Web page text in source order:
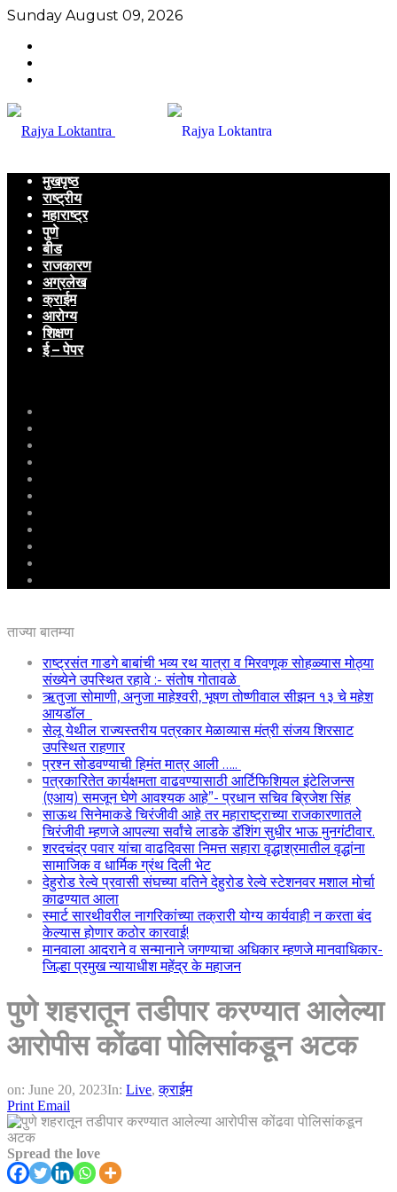
Sunday August 09, 2026
मुखपृष्ठ
राष्ट्रीय
महाराष्ट्र
पुणे
बीड
राजकारण
अग्रलेख
क्राईम
आरोग्य
शिक्षण
ई – पेपर
ताज्या बातम्या
राष्ट्रसंत गाडगे बाबांची भव्य रथ यात्रा व मिरवणूक सोहळ्यास मोठ्या
संख्येने उपस्थित रहावे :- संतोष गोतावळे
ऋतुजा सोमाणी, अनुजा माहेश्वरी, भूषण तोष्णीवाल सीझन १३ चे महेश
आयडॉल
सेलू येथील राज्यस्तरीय पत्रकार मेळाव्यास मंत्री संजय शिरसाट
उपस्थित राहणार
प्रश्न सोडवण्याची हिमंत मात्र आली …..
पत्रकारितेत कार्यक्षमता वाढवण्यासाठी आर्टिफिशियल इंटेलिजन्स
(एआय) समजून घेणे आवश्यक आहे”- प्रधान सचिव ब्रिजेश सिंह
साऊथ सिनेमाकडे चिरंजीवी आहे तर महाराष्ट्राच्या राजकारणातले
चिरंजीवी म्हणजे आपल्या सर्वांचे लाडके डॅशिंग सुधीर भाऊ मुनगंटीवार.
शरदचंद्र पवार यांचा वाढदिवसा निमत्त सहारा वृद्धाश्रमातील वृद्धांना
सामाजिक व धार्मिक ग्रंथ दिली भेट
देहुरोड रेल्वे प्रवासी संघच्या वतिने देहुरोड रेल्वे स्टेशनवर मशाल मोर्चा
काढण्यात आला
स्मार्ट सारथीवरील नागरिकांच्या तक्रारी योग्य कार्यवाही न करता बंद
केल्यास होणार कठोर कारवाई!
मानवाला आदराने व सन्मानाने जगण्याचा अधिकार म्हणजे मानवाधिकार-
जिल्हा प्रमुख न्यायाधीश महेंद्र के महाजन
पुणे शहरातून तडीपार करण्यात आलेल्या
आरोपीस कोंढवा पोलिसांकडून अटक
on: June 20, 2023In: Live,क्राईम
Print Email
Spread the love